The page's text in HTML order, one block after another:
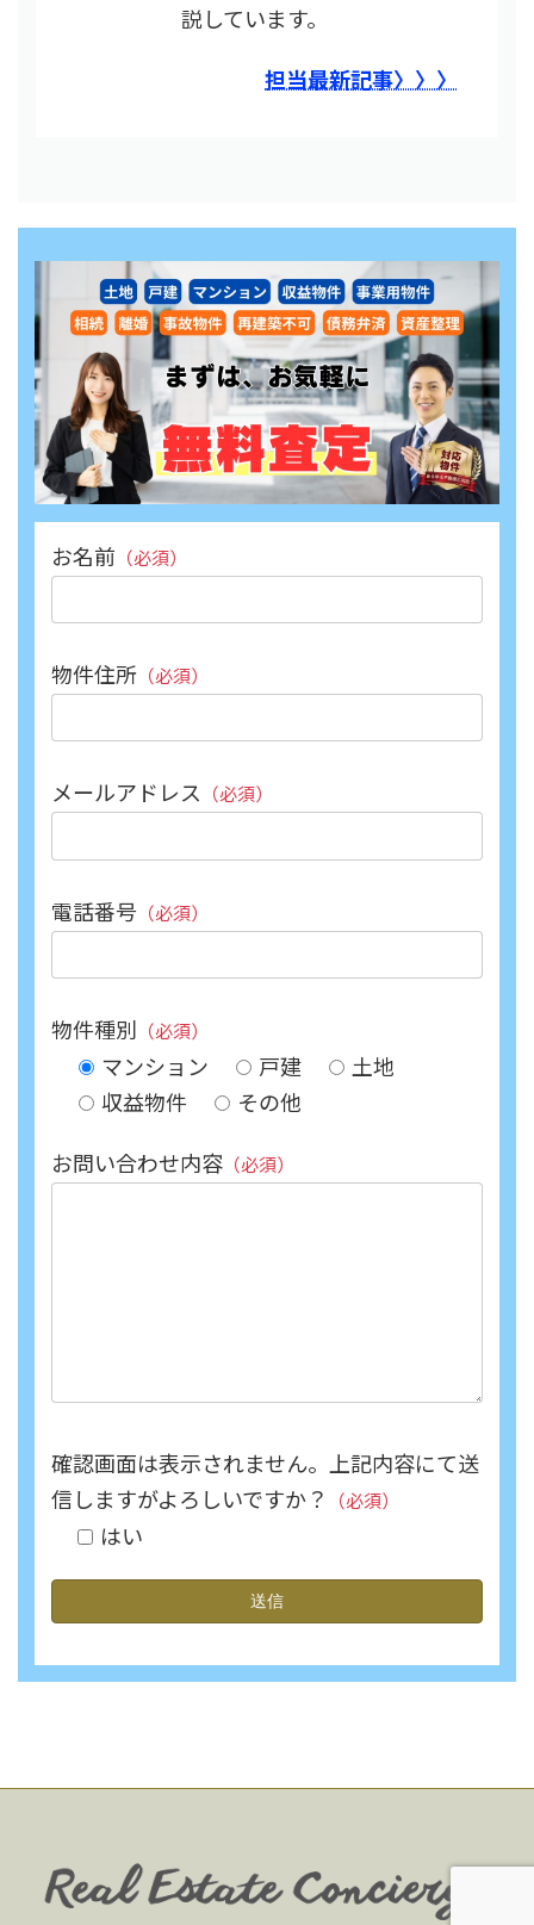
説しています。
担当最新記事〉〉〉
お名前 （必須）
物件住所 （必須）
メールアドレス （必須）
電話番号 （必須）
物件種別 （必須）
マンション 戸建
土地
収益物件
その他
お問い合わせ内容 （必須）
確認画面は表示されません。上記内容にて送
信しますがよろしいですか？
（必須）
はい